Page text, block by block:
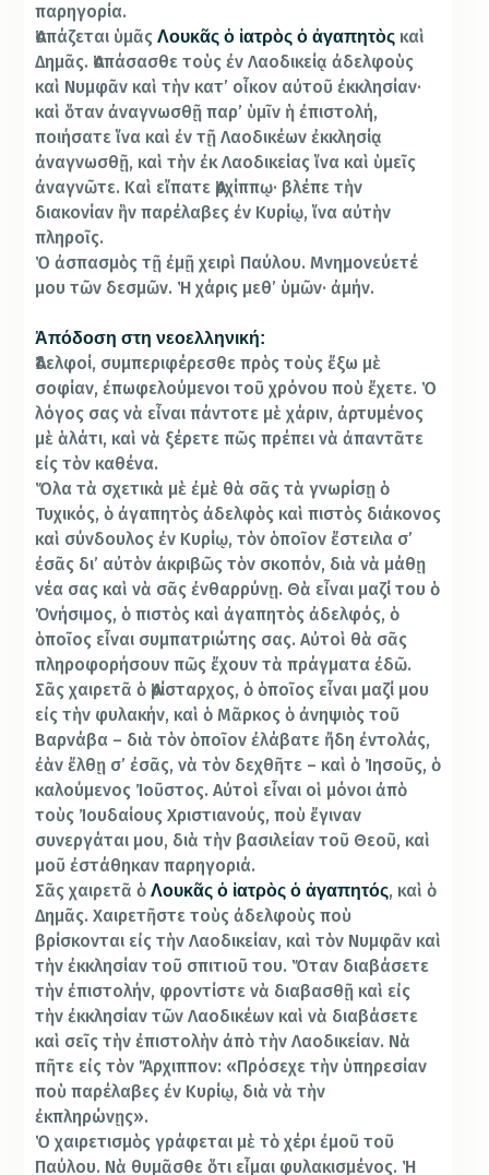
παρηγορία.
Ἀσπάζεται ὑμᾶςΛουκᾶς ὁ ἰατρὸς ὁ ἀγαπητὸς καὶ
Δημᾶς. Ἀσπάσασθε τοὺς ἐν Λαοδικείᾳ ἀδελφοὺς
καὶ Νυμφᾶν καὶ τὴν κατ’ οἶκον αὐτοῦ ἐκκλησίαν·
καὶ ὅταν ἀναγνωσθῇ παρ’ ὑμῖν ἡ ἐπιστολή,
ποιήσατε ἵνα καὶ ἐν τῇ Λαοδικέων ἐκκλησίᾳ
ἀναγνωσθῇ, καὶ τὴν ἐκ Λαοδικείας ἵνα καὶ ὑμεῖς
ἀναγνῶτε. Καὶ εἴπατε Ἀρχίππῳ· βλέπε τὴν
διακονίαν ἣν παρέλαβες ἐν Κυρίῳ, ἵνα αὐτὴν
πληροῖς.
Ὁ ἀσπασμὸς τῇ ἐμῇ χειρὶ Παύλου. Μνημονεύετέ
μου τῶν δεσμῶν. Ἡ χάρις μεθ’ ὑμῶν· ἀμήν.
Ἀπόδοση στη νεοελληνική:
Ἀδελφοί, συμπεριφέρεσθε πρὸς τοὺς ἔξω μὲ
σοφίαν, ἐπωφελούμενοι τοῦ χρόνου ποὺ ἔχετε. Ὁ
λόγος σας νὰ εἶναι πάντοτε μὲ χάριν, ἀρτυμένος
μὲ ἁλάτι, καὶ νὰ ξέρετε πῶς πρέπει νὰ ἀπαντᾶτε
εἰς τὸν καθένα.
Ὅλα τὰ σχετικὰ μὲ ἐμὲ θὰ σᾶς τὰ γνωρίσῃ ὁ
Τυχικός, ὁ ἀγαπητὸς ἀδελφὸς καὶ πιστὸς διάκονος
καὶ σύνδουλος ἐν Κυρίῳ, τὸν ὁποῖον ἔστειλα σ’
ἐσᾶς δι’ αὐτὸν ἀκριβῶς τὸν σκοπόν, διὰ νὰ μάθῃ
νέα σας καὶ νὰ σᾶς ἐνθαρρύνῃ. Θὰ εἶναι μαζί του ὁ
Ὀνήσιμος, ὁ πιστὸς καὶ ἀγαπητὸς ἀδελφός, ὁ
ὁποῖος εἶναι συμπατριώτης σας. Αὐτοὶ θὰ σᾶς
πληροφορήσουν πῶς ἔχουν τὰ πράγματα ἐδῶ.
Σᾶς χαιρετᾶ ὁ Ἀρίσταρχος, ὁ ὁποῖος εἶναι μαζί μου
εἰς τὴν φυλακήν, καὶ ὁ Μᾶρκος ὁ ἀνηψιὸς τοῦ
Βαρνάβα – διὰ τὸν ὁποῖον ἐλάβατε ἤδη ἐντολάς,
ἐὰν ἔλθῃ σ’ ἐσᾶς, νὰ τὸν δεχθῆτε – καὶ ὁ Ἰησοῦς, ὁ
καλούμενος Ἰοῦστος. Αὐτοὶ εἶναι οἱ μόνοι ἀπὸ
τοὺς Ἰουδαίους Χριστιανούς, ποὺ ἔγιναν
συνεργάται μου, διὰ τὴν βασιλείαν τοῦ Θεοῦ, καὶ
μοῦ ἐστάθηκαν παρηγοριά.
Σᾶς χαιρετᾶ ὁΛουκᾶς ὁ ἰατρὸς ὁ ἀγαπητός, καὶ ὁ
Δημᾶς. Χαιρετῆστε τοὺς ἀδελφοὺς ποὺ
βρίσκονται εἰς τὴν Λαοδικείαν, καὶ τὸν Νυμφᾶν καὶ
τὴν ἐκκλησίαν τοῦ σπιτιοῦ του. Ὅταν διαβάσετε
τὴν ἐπιστολήν, φροντίστε νὰ διαβασθῇ καὶ εἰς
τὴν ἐκκλησίαν τῶν Λαοδικέων καὶ νὰ διαβάσετε
καὶ σεῖς τὴν ἐπιστολὴν ἀπὸ τὴν Λαοδικείαν. Νὰ
πῆτε εἰς τὸν Ἄρχιππον: «Πρόσεχε τὴν ὑπηρεσίαν
ποὺ παρέλαβες ἐν Κυρίῳ, διὰ νὰ τὴν
ἐκπληρώνῃς».
Ὁ χαιρετισμὸς γράφεται μὲ τὸ χέρι ἐμοῦ τοῦ
Παύλου. Νὰ θυμᾶσθε ὅτι εἶμαι φυλακισμένος. Ἡ